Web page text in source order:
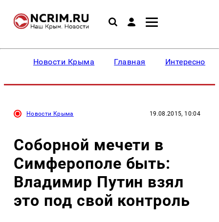
Новости Крыма Главная Интересное
Новости Крыма 19.08.2015, 10:04
Соборной мечети в
Симферополе быть:
Владимир Путин взял
это под свой контроль